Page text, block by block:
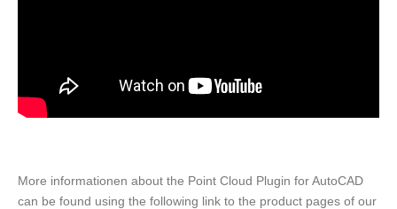
More informationen about the Point Cloud Plugin for AutoCAD
can be found using the following link to the product pages of our